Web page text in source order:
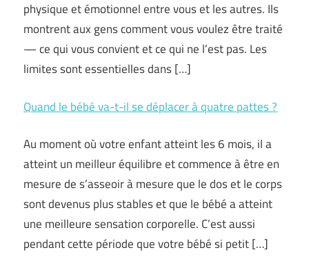
physique et émotionnel entre vous et les autres. Ils
montrent aux gens comment vous voulez être traité
— ce qui vous convient et ce qui ne l’est pas. Les
limites sont essentielles dans […]
Quand le bébé va-t-il se déplacer à quatre pattes ?
Au moment où votre enfant atteint les 6 mois, il a
atteint un meilleur équilibre et commence à être en
mesure de s’asseoir à mesure que le dos et le corps
sont devenus plus stables et que le bébé a atteint
une meilleure sensation corporelle. C’est aussi
pendant cette période que votre bébé si petit […]